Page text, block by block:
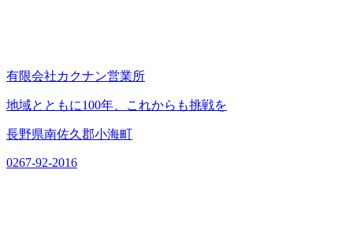
有限会社カクナン営業所
地域とともに100年、これからも挑戦を
長野県南佐久郡小海町
0267-92-2016